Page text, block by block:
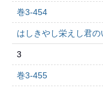
巻3-454
はしきやし栄えし君
3
巻3-455